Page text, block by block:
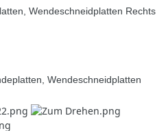
Wendeschneidplatten